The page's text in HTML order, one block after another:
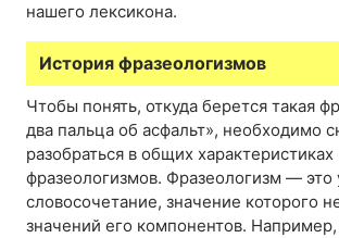
нашего лексикона.
История фразеологизмов
Чтобы понять, откуда берется такая
два пальца об асфальт», необходимо
разобраться в общих характеристиках
фразеологизмов. Фразеологизм — это
словосочетание, значение которого
значений его компонентов.